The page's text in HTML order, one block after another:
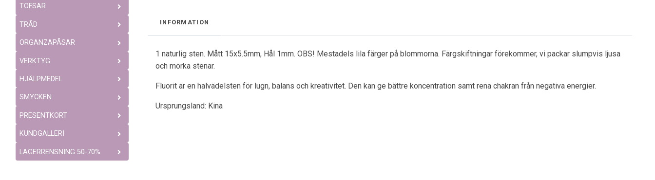
TOFSAR
TRÅD
ORGANZAPÅSAR
VERKTYG
HJÄLPMEDEL
SMYCKEN
PRESENTKORT
KUNDGALLERI
LAGERRENSNING 50-70%
INFORMATION
1 naturlig sten. Mått 15x5.5mm, Hål 1mm. OBS! Mestadels lila färger på blommorna. Färgskiftningar förekommer, vi packar slumpvis ljusa
och mörka stenar.
Fluorit är en halvädelsten för lugn, balans och kreativitet. Den kan ge bättre koncentration samt rena chakran från negativa energier.
Ursprungsland: Kina